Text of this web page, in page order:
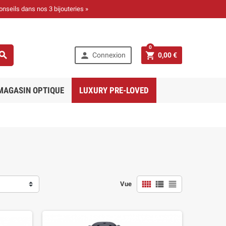
dans nos 3 bijouteries »
 Connexion  0,00 €
0
OPTIQUE LUXURY PRE-LOVED
Vue   